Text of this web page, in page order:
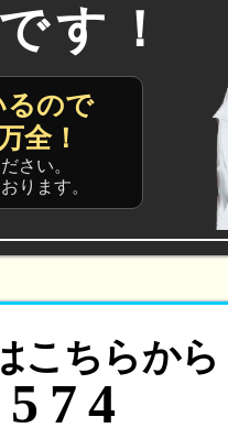
す！
るので
全！
さい。
ります。
こちらから